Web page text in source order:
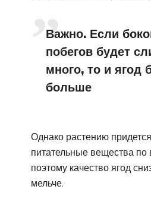
Важно. Если
побегов будет
много, то и ягод
больше
Однако растению
питательные вещества по
поэтому качество ягод
мельче.